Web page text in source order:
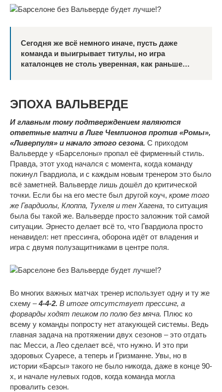
Сегодня же всё немного иначе, пусть даже
команда и выигрывает титулы, но игра
каталонцев не столь уверенная, как раньше…
ЭПОХА ВАЛЬВЕРДЕ
И главным тому подтверждением являются
ответные матчи в Лиге Чемпионов против «Ромы»,
«Ливерпуля» и начало этого сезона. С приходом
Вальверде у «Барселоны» пропал её фирменный стиль.
Правда, этот уход начался с момента, когда команду
покинул Гвардиола, и с каждым новым тренером это было
всё заметней. Вальверде лишь дошёл до критической
точки. Если бы на его месте был другой коуч, кроме того
же Гвардиолы, Клоппа, Тухеля и тен Хагена, то ситуация
была бы такой же. Вальверде просто заложник той самой
ситуации. Эрнесто делает всё то, что Гвардиола просто
ненавидел: нет прессинга, оборона идёт от владения и
игра с двумя полузащитниками в центре поля.
Во многих важных матчах тренер использует одну и ту же
схему –4-4-2. В итоге отсутствует прессинг, а
форварды ходят пешком по полю без мяча. Плюс ко
всему у команды попросту нет атакующей системы. Ведь
главная задача на протяжении двух сезонов – это отдать
пас Месси, а Лео сделает всё, что нужно. И это при
здоровых Суаресе, а теперь и Гризманне. Увы, но в
истории «Барсы» такого не было никогда, даже в конце 90-
х, и начале нулевых годов, когда команда могла
провалить сезон.